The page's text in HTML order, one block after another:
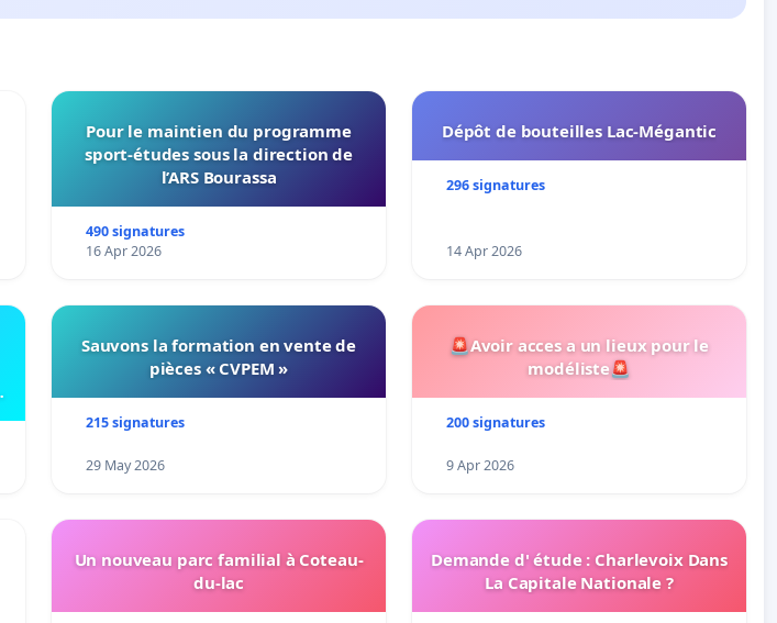
Pour le maintien du programme
sport-études sous la direction de
l’ARS Bourassa
490 signatures
16 Apr 2026
Dépôt de bouteilles Lac-Mégantic
296 signatures
14 Apr 2026
Sauvons la formation en vente de
pièces « CVPEM »
215 signatures
29 May 2026
🚨Avoir acces a un lieux pour le
modéliste🚨
200 signatures
9 Apr 2026
Un nouveau parc familial à Coteau-
du-lac
Demande d' étude : Charlevoix Dans
La Capitale Nationale ?